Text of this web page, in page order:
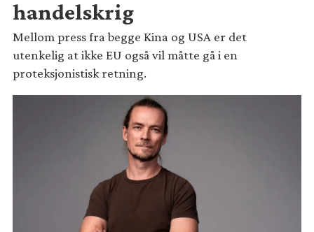
handelskrig
Mellom press fra begge Kina og USA er det
utenkelig at ikke EU også vil måtte gå i en
proteksjonistisk retning.